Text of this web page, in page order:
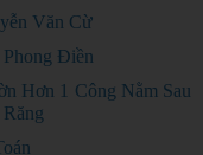
Văn Cừ
Điền
Hơn 1 Công Nằm Sau